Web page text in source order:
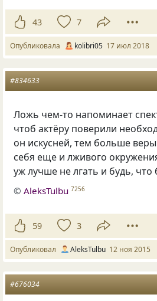
43 7
Опубликовала kolibri05 17 июл 2018
#834633
Ложь чем-то напоминает
чтоб актёру поверили
он искусней, тем больше
себя еще и лживого
уж лучше не лгать и будь, что
©AleksTulbu 7256
59 3
Опубликовал AleksTulbu 12 ноя 2015
#676034